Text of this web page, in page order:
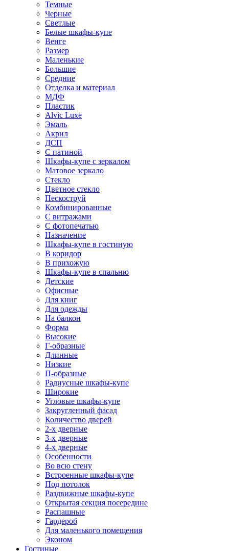
Темные
Черные
Светлые
Белые шкафы-купе
Венге
Размер
Маленькие
Большие
Средние
Отделка и материал
МДФ
Пластик
Alvic Luxe
Эмаль
Акрил
ДСП
С патиной
Шкафы-купе с зеркалом
Матовое зеркало
Стекло
Цветное стекло
Пескоструй
Комбинированные
С витражами
С фотопечатью
Назначение
Шкафы-купе в гостиную
В коридор
В прихожую
Шкафы-купе в спальню
Детские
Офисные
Для книг
Для одежды
На балкон
Форма
Высокие
Г-образные
Длинные
Низкие
П-образные
Радиусные шкафы-купе
Широкие
Угловые шкафы-купе
Закругленный фасад
Количество дверей
2-х дверные
3-х дверные
4-х дверные
Особенности
Во всю стену
Встроенные шкафы-купе
Под потолок
Раздвижные шкафы-купе
Открытая секция посередине
Распашные
Гардероб
Для маленького помещения
Эконом
Гостиные